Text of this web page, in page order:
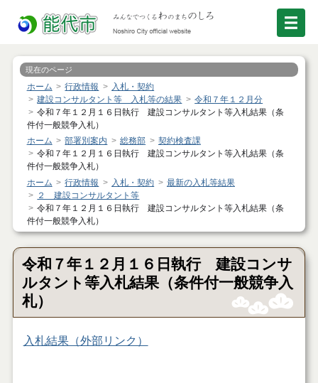
現在のページ
ホーム 行政情報
入札・契約
建設コンサルタント等 入札等の結果
令和７年１２月分
令和７年１２月１６日執行 建設コンサルタント等入札結果（条
件付一般競争入札）
ホーム
部署別案内 総務部
契約検査課
令和７年１２月１６日執行 建設コンサルタント等入札結果（条
件付一般競争入札）
ホーム
行政情報 入札・契約
最新の入札等結果
２ 建設コンサルタント等
令和７年１２月１６日執行 建設コンサルタント等入札結果（条
件付一般競争入札）
令和７年１２月１６日執行 建設コンサ
ルタント等入札結果（条件付一般競争入
札）
入札結果（外部リンク）